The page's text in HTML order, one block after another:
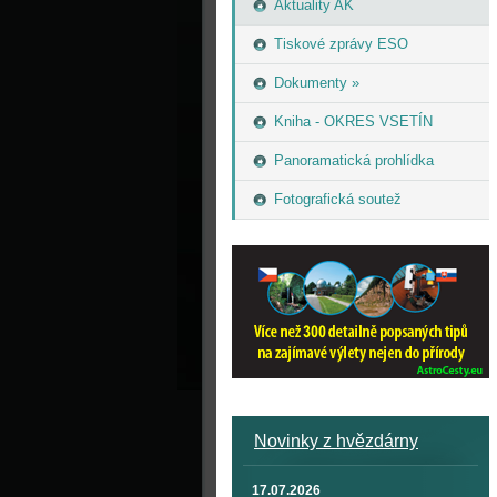
Aktuality AK
Tiskové zprávy ESO
Dokumenty »
Kniha - OKRES VSETÍN
Panoramatická prohlídka
Fotografická soutež
Novinky z hvězdárny
17.07.2026